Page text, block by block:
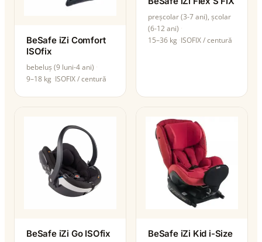
BeSafe iZi Comfort
ISOfix
bebeluș (9 luni-4 ani)
9–18 kg ISOFIX / centură
preșcolar (3-7 ani), școlar
(6-12 ani)
15–36 kg ISOFIX / centură
BeSafe iZi Go ISOfix BeSafe iZi Kid i-Size